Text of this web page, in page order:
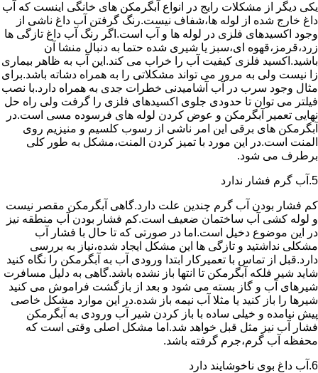
یکی دیگر از مشکلات رایج در انواع آبگرمکن های خانگی اینست که آب
داغ خارج شده از لوله ها،شفاف نیست.رنگ گرفتن آب داغ ناشی از
وجود اکسیدهای فلزی در لوله ها و آب است.اگر رنگ آب داغ تازگی ها
زرد،قرمز،قهوه ای،سبز یا شیری شده حتما به دنبال منشا آن
باشید.اکسید فلزی کیفیت آب را خراب می کند.این آب به ظاهر بیماری
زا نیست ولی به مرور می تواند مشکلاتی را به همراه دشاته باشد.برای
مثال وجود سرب در آب آشامیدنی خطرات جدی به همراه دارد.با نصب
فیلتر می توان تا حدودی جلوی اکسیدهای فلزی را گرفت ولی راه حل
نهایی تعمیر آبگرمکن و عوض کردن لوله های فرسوده مسی است.در
آبگرمکن های برقی این امر ناشی از رسوب کلسیم و منیزیم روی
المنت است.در این مورد با تمیز کردن المنت،مشکل به طور کلی
برطرف می شود.
5.آب گرم فشار ندارد
کم فشار بودن آب گرم چندین علت دارد.گاهی آبگرمکن مقصر نیست
و لوله کشی آب ساختمان ضعیف است.کم فشار بودن آب منطقه نیز
در این موضوع دخیل است.اما در صورتی که تا حال با فشار آب
مشکلی نداشتید و تازگی ها این مشکل ایجاد شده،نیاز به بررسی
دارد.قبل از تماس با تعمیرکار ابتدا ورودی آب به آبگرمکن را نگاه کنید
شاید شیر فلکه آبگرمکن تا انتها باز نشده باشد.گاهی به دلیل مسافرت
شیرهای آب و گاز بسته می شود و بعد از بازگشت فراموش می کنید
شیرها را باز کنید یا مثلا آب نیمه باز شده.در این موارد مشکل خاصی
پیش نیامده و خیلی ساده با باز کردن شیر آب ورودی به آبگرمکن
فشار آب نیز مثل قبل خواهد شد.اما مشکل اصلی وقتی است که
محفظه آب گرم،جرم گرفته باشد.
6.آب داغ بوی ناخوشایند دارد